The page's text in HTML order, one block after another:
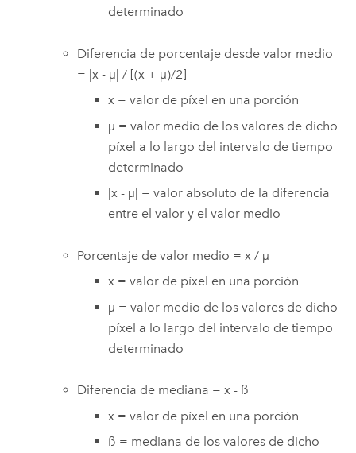
determinado
Diferencia de porcentaje desde valor medio
= |x - µ| / [(x + µ)/2]
x = valor de píxel en una porción
µ = valor medio de los valores de dicho
píxel a lo largo del intervalo de tiempo
determinado
|x - µ| = valor absoluto de la diferencia
entre el valor y el valor medio
Porcentaje de valor medio = x / µ
x = valor de píxel en una porción
µ = valor medio de los valores de dicho
píxel a lo largo del intervalo de tiempo
determinado
Diferencia de mediana = x - ß
x = valor de píxel en una porción
ß = mediana de los valores de dicho